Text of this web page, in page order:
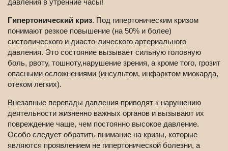
давления в утренние часы!
Гипертонический криз. Под гипертоническим кризом
понимают резкое повышение (на 50% и более)
систолического и диасто-лического артериального
давления. Это состояние вызывает сильную головную
боль, рвоту, тошноту,нарушение зрения, а кроме того, грозит
опасными осложнениями (инсультом, инфарктом миокарда,
отеком легких).
Внезапные перепады давления приводят к нарушению
деятельности жизненно важных органов и вызывают их
повреждение чаще, чем постоянно высокое давление.
Особо следует обратить внимание на кризы, которые
являются проявлением не гипертонической болезни, а